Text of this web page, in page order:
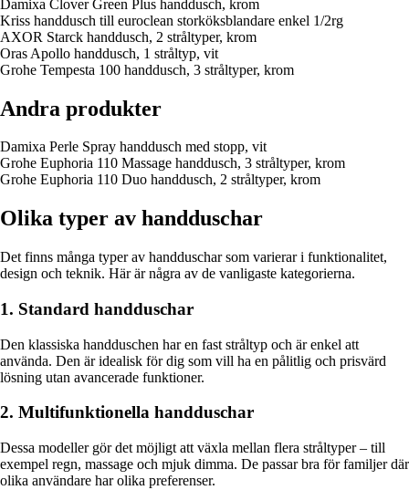
Damixa Clover Green Plus handdusch, krom
Kriss handdusch till euroclean storköksblandare enkel 1/2rg
AXOR Starck handdusch, 2 stråltyper, krom
Oras Apollo handdusch, 1 stråltyp, vit
Grohe Tempesta 100 handdusch, 3 stråltyper, krom
Andra produkter
Damixa Perle Spray handdusch med stopp, vit
Grohe Euphoria 110 Massage handdusch, 3 stråltyper, krom
Grohe Euphoria 110 Duo handdusch, 2 stråltyper, krom
Olika typer av handduschar
Det finns många typer av handduschar som varierar i funktionalitet,
design och teknik. Här är några av de vanligaste kategorierna.
1. Standard handduschar
Den klassiska handduschen har en fast stråltyp och är enkel att
använda. Den är idealisk för dig som vill ha en pålitlig och prisvärd
lösning utan avancerade funktioner.
2. Multifunktionella handduschar
Dessa modeller gör det möjligt att växla mellan flera stråltyper – till
exempel regn, massage och mjuk dimma. De passar bra för familjer där
olika användare har olika preferenser.